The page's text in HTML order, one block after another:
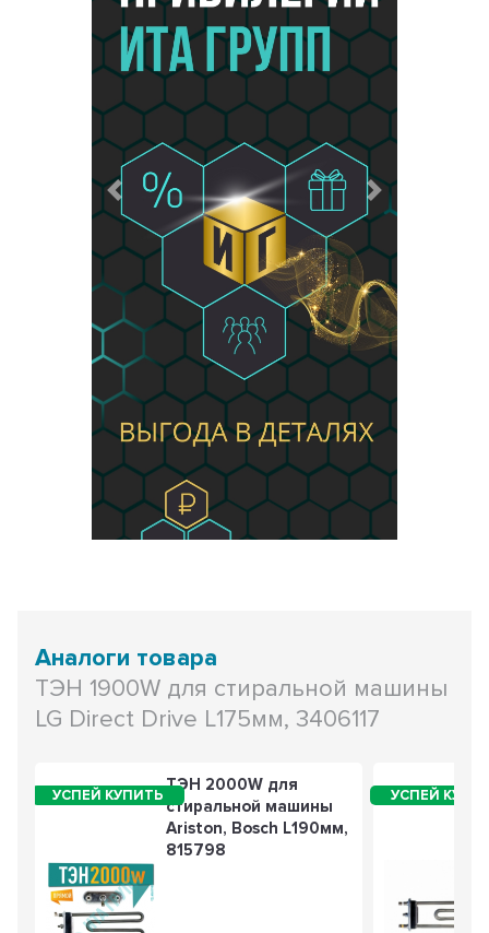
Предыдущий Следующий
Аналоги товара
ТЭН 1900W для стиральной машины
LG Direct Drive L175мм, 3406117
ТЭН 2000W для
стиральной машины
Ariston, Bosch L190мм,
815798